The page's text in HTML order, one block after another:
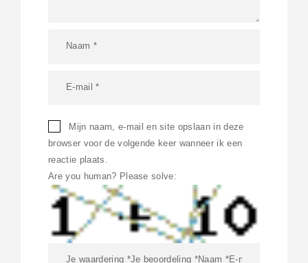
Mijn naam, e-mail en site opslaan in deze
browser voor de volgende keer wanneer ik een
reactie plaats.
Are you human? Please solve: